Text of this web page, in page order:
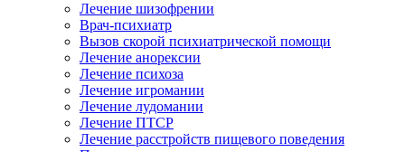
Лечение шизофрении
Врач-психиатр
Вызов скорой психиатрической помощи
Лечение анорексии
Лечение психоза
Лечение игромании
Лечение лудомании
Лечение ПТСР
Лечение расстройств пищевого поведения